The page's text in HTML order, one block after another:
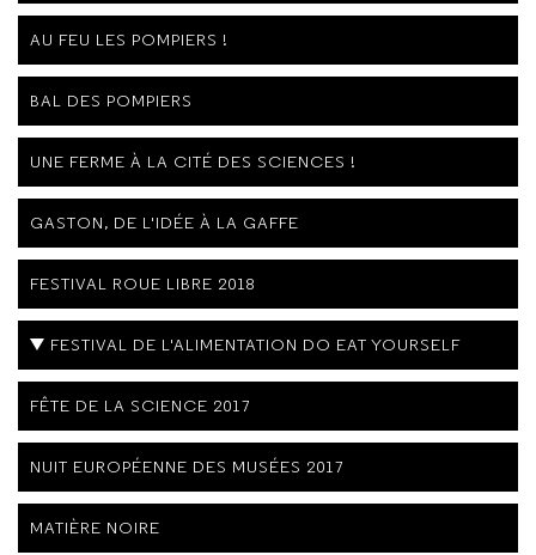
AU FEU LES POMPIERS !
BAL DES POMPIERS
UNE FERME À LA CITÉ DES SCIENCES !
GASTON, DE L'IDÉE À LA GAFFE
FESTIVAL ROUE LIBRE 2018
FESTIVAL DE L'ALIMENTATION DO EAT YOURSELF
FÊTE DE LA SCIENCE 2017
NUIT EUROPÉENNE DES MUSÉES 2017
MATIÈRE NOIRE